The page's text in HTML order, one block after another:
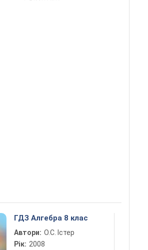
ГДЗ Алгебра 8 клас
Автори: О.С. Істер
Рік: 2008